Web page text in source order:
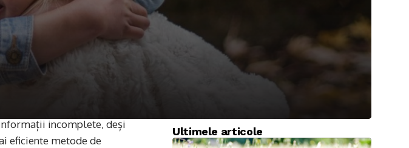
incomplete, deși
eficiente metode de
Ultimele articole